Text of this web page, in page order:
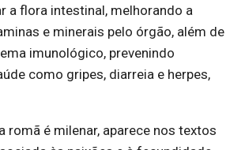
a flora intestinal, melhorando a
e minerais pelo órgão, além de
imunológico, prevenindo
como gripes, diarreia e herpes,
romã é milenar, aparece nos textos